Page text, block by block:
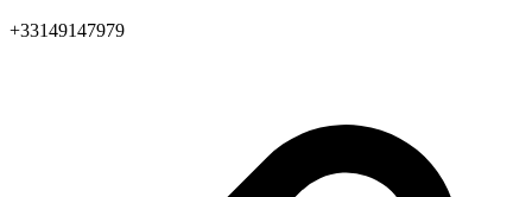
+33149147979